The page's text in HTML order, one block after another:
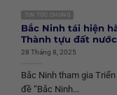
TIN TỨC CHUNG
Bắc Ninh tái hiện
Thành tựu đất nước
28 Tháng 8, 2025
Bắc Ninh tham gia
đề “Bắc Ninh...